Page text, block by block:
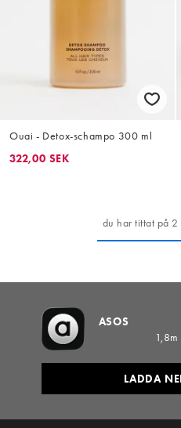
Ouai - Detox-schampo 300 ml
322,00 SEK
du har tittat på
ASOS
1,8m
LADDA